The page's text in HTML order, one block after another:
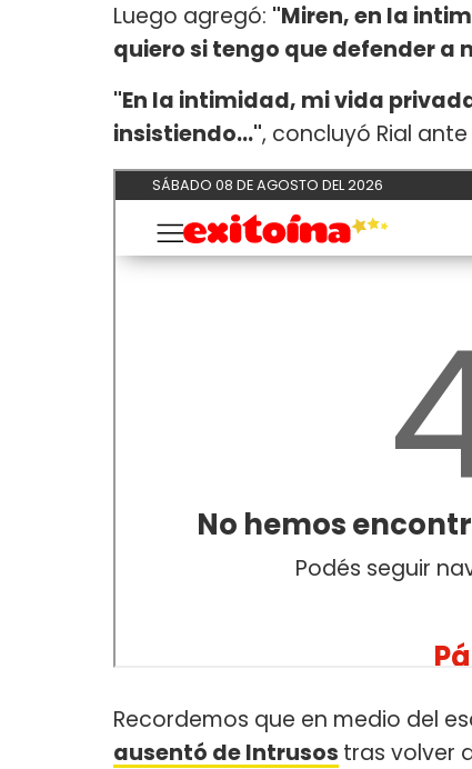
Luego agregó: "Miren, en la
quiero si tengo que defender a
"En la intimidad, mi vida
insistiendo...", concluyó Rial
Recordemos que en medio del
ausentó de Intrusos tras volver